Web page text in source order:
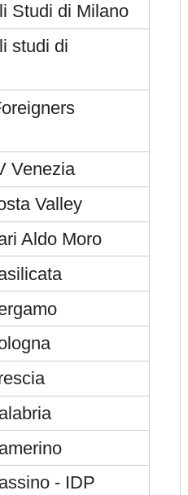
Studi di Milano
studi di
Venezia
Valley
Aldo Moro
- IDP